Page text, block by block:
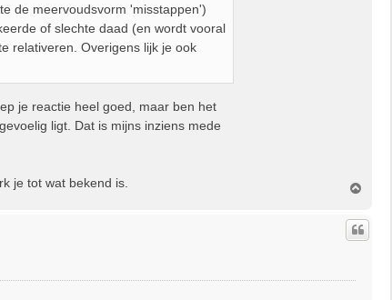
de meervoudsvorm 'misstappen')
of slechte daad (en wordt vooral
relativeren. Overigens lijk je ook
je reactie heel goed, maar ben het
ligt. Dat is mijns inziens mede
je tot wat bekend is.
h
o